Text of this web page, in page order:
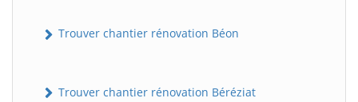
Trouver chantier rénovation Béon
Trouver chantier rénovation Béréziat